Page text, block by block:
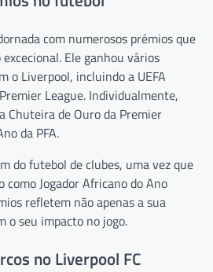
com numerosos prémios que
Ele ganhou vários
o Liverpool, incluindo a UEFA
League. Individualmente,
Chuteira de Ouro da Premier
da PFA.
do futebol de clubes, uma vez que
Jogador Africano do Ano
refletem não apenas a sua
o seu impacto no jogo.
no Liverpool FC